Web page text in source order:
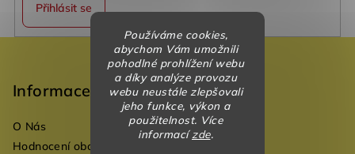
Používáme cookies,
abychom Vám umožnili
pohodlné prohlížení webu
a díky analýze provozu
webu neustále zlepšovali
jeho funkce, výkon a
použitelnost. Více
informacízde.
Přihlásit se
Informace
O Nás
Hodnocení obchodu